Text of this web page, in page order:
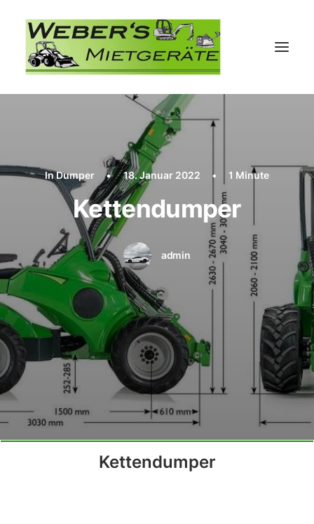
InDumper • 18. Januar 2022 • 1 Minute
Kettendumper
admin
Kettendumper